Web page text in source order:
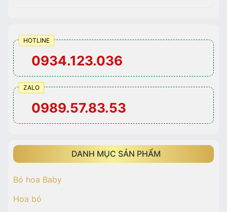
HOTLINE
0934.123.036
ZALO
0989.57.83.53
DANH MỤC SẢN PHẨM
Bó hoa Baby
Hoa bó